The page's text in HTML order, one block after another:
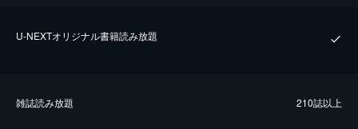
U-NEXTオリジナル書籍読み放題
雑誌読み放題 210誌以上